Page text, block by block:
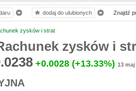
zysków i strat
zysków i
+0.0028 (+13.33%) 13 maj
dodaj do ulubionych Znajdź